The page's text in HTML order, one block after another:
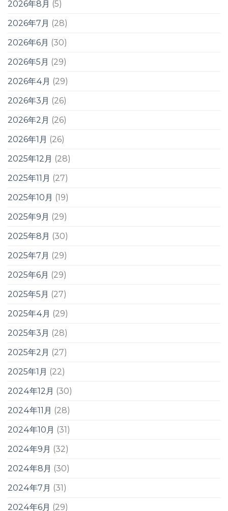
2026年8月 (5)
2026年7月 (28)
2026年6月 (30)
2026年5月 (29)
2026年4月 (29)
2026年3月 (26)
2026年2月 (26)
2026年1月 (26)
2025年12月 (28)
2025年11月 (27)
2025年10月 (19)
2025年9月 (29)
2025年8月 (30)
2025年7月 (29)
2025年6月 (29)
2025年5月 (27)
2025年4月 (29)
2025年3月 (28)
2025年2月 (27)
2025年1月 (22)
2024年12月 (30)
2024年11月 (28)
2024年10月 (31)
2024年9月 (32)
2024年8月 (30)
2024年7月 (31)
2024年6月 (29)